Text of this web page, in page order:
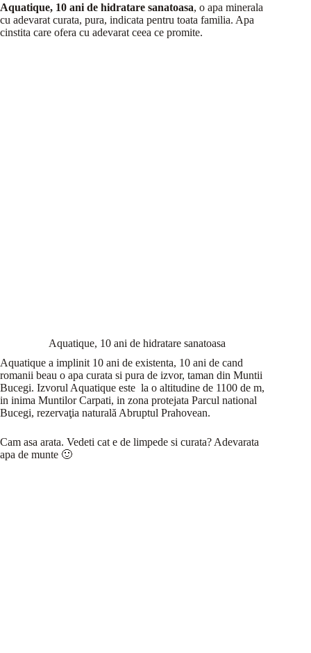
Aquatique, 10 ani de hidratare sanatoasa, o apa minerala
cu adevarat curata, pura, indicata pentru toata familia. Apa
cinstita care ofera cu adevarat ceea ce promite.
Aquatique, 10 ani de hidratare sanatoasa
Aquatique a implinit 10 ani de existenta, 10 ani de cand
romanii beau o apa curata si pura de izvor, taman din Muntii
Bucegi. Izvorul Aquatique este la o altitudine de 1100 de m,
in inima Muntilor Carpati, in zona protejata Parcul national
Bucegi, rezervaţia naturală Abruptul Prahovean.
Cam asa arata. Vedeti cat e de limpede si curata? Adevarata
apa de munte 🙂